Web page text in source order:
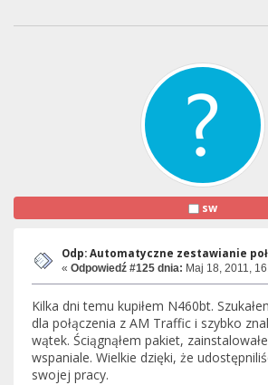
sw
Odp: Automatyczne zestawianie
« Odpowiedź #125 dnia: Maj 18, 2011,
Kilka dni temu kupiłem N460bt.
dla połączenia z AM Traffic i szybko
wątek. Ściągnąłem pakiet,
wspaniale. Wielkie dzięki, że
swojej pracy.